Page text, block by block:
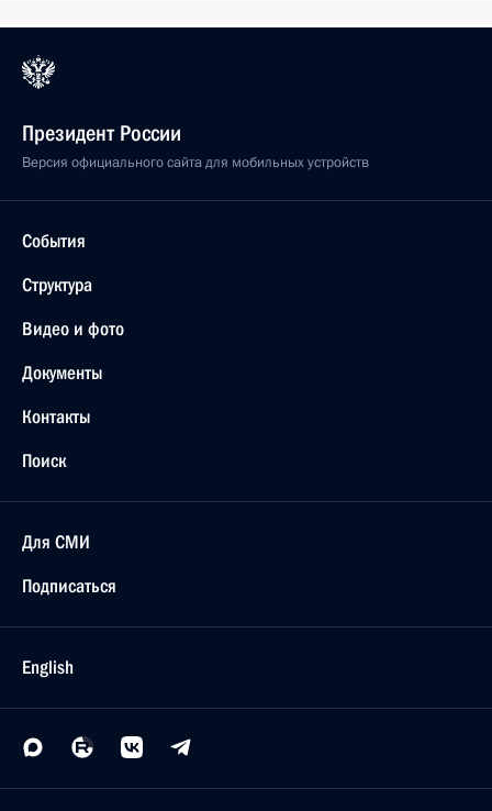
Президент России
Версия официального сайта для мобильных устройств
События
Структура
Видео и фото
Документы
Контакты
Поиск
Для СМИ
Подписаться
English